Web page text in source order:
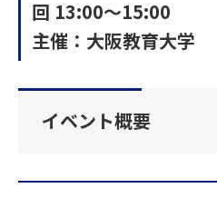
回 13:00～15:00
主催：大阪教育大学
イベント概要